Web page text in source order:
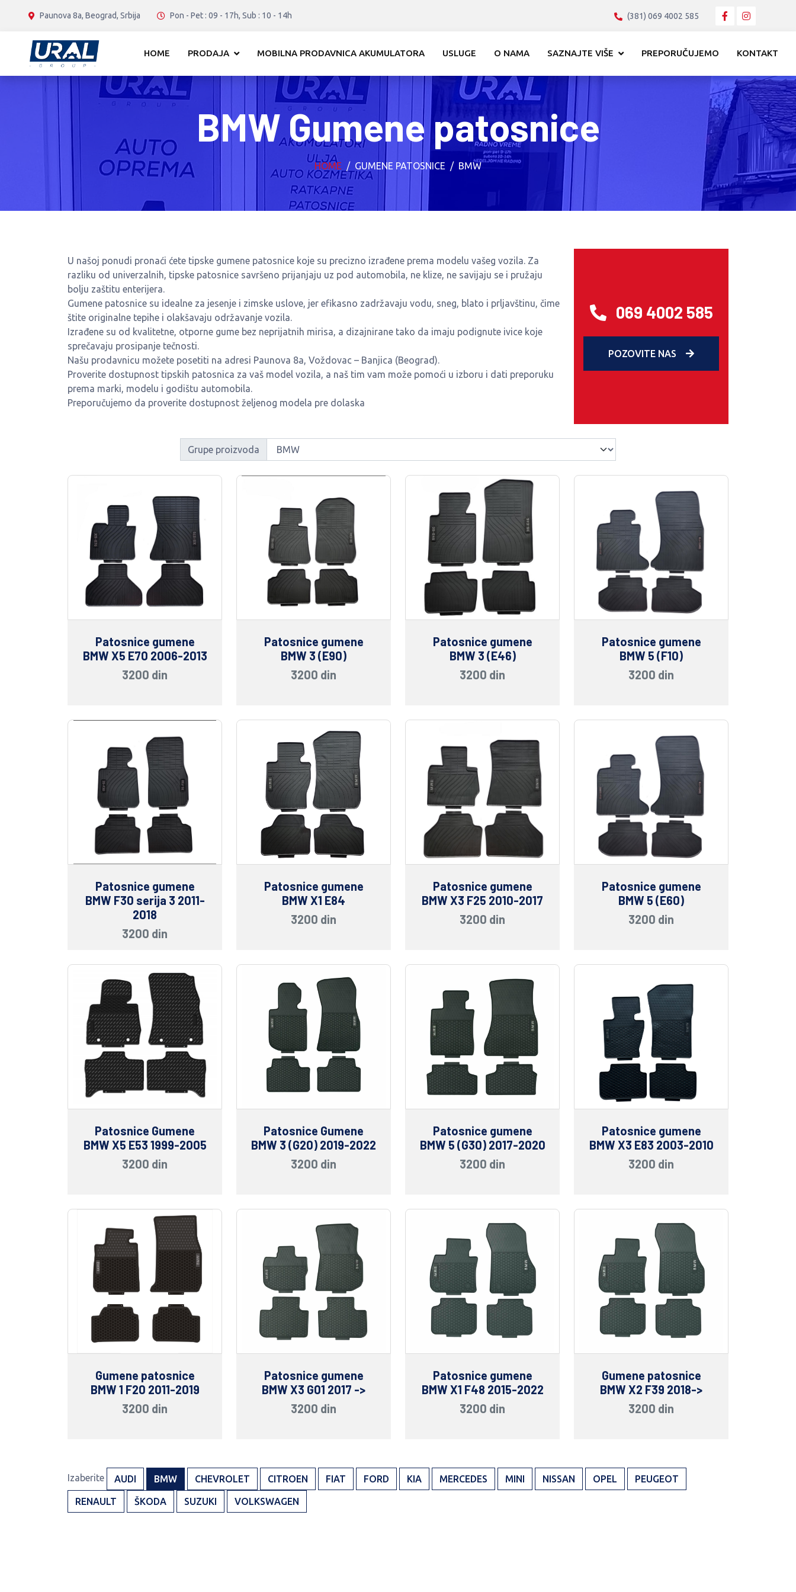
Paunova 8a, Beograd, Srbija Pon - Pet : 09 - 17h, Sub : 10 - 14h (381) 069 4002 585
HOME PRODAJA MOBILNA PRODAVNICA AKUMULATORA USLUGE O NAMA SAZNAJTE VIŠE PREPORUČUJEMO KONTAKT
BMW Gumene patosnice
HOME GUMENE PATOSNICE BMW
U našoj ponudi pronaći ćete tipske gumene patosnice koje su precizno izrađene prema modelu vašeg vozila. Za
razliku od univerzalnih, tipske patosnice savršeno prijanjaju uz pod automobila, ne klize, ne savijaju se i pružaju
bolju zaštitu enterijera.
Gumene patosnice su idealne za jesenje i zimske uslove, jer efikasno zadržavaju vodu, sneg, blato i prljavštinu, čime
štite originalne tepihe i olakšavaju održavanje vozila.
Izrađene su od kvalitetne, otporne gume bez neprijatnih mirisa, a dizajnirane tako da imaju podignute ivice koje
sprečavaju prosipanje tečnosti.
Našu prodavnicu možete posetiti na adresi Paunova 8a, Voždovac – Banjica (Beograd).
Proverite dostupnost tipskih patosnica za vaš model vozila, a naš tim vam može pomoći u izboru i dati preporuku
prema marki, modelu i godištu automobila.
Preporučujemo da proverite dostupnost željenog modela pre dolaska
069 4002 585
POZOVITE NAS
Grupe proizvoda
Patosnice gumene
BMW X5 E70 2006-2013
3200 din
Patosnice gumene
BMW 3 (E90)
3200 din
Patosnice gumene
BMW 3 (E46)
3200 din
Patosnice gumene
BMW 5 (F10)
3200 din
Patosnice gumene
BMW F30 serija 3 2011-
2018
3200 din
Patosnice gumene
BMW X1 E84
3200 din
Patosnice gumene
BMW X3 F25 2010-2017
3200 din
Patosnice gumene
BMW 5 (E60)
3200 din
Patosnice Gumene
BMW X5 E53 1999-2005
3200 din
Patosnice Gumene
BMW 3 (G20) 2019-2022
3200 din
Patosnice gumene
BMW 5 (G30) 2017-2020
3200 din
Patosnice gumene
BMW X3 E83 2003-2010
3200 din
Gumene patosnice
BMW 1 F20 2011-2019
3200 din
Patosnice gumene
BMW X3 G01 2017 ->
3200 din
Patosnice gumene
BMW X1 F48 2015-2022
3200 din
Gumene patosnice
BMW X2 F39 2018->
3200 din
Izaberite AUDI BMW CHEVROLET CITROEN FIAT FORD KIA MERCEDES MINI NISSAN OPEL PEUGEOT
RENAULT ŠKODA SUZUKI VOLKSWAGEN